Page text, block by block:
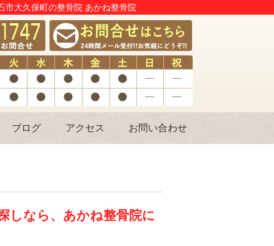
市大久保町の整骨院 あかね整骨院
ブログ アクセス お問い合わせ
しなら、あかね整骨院に